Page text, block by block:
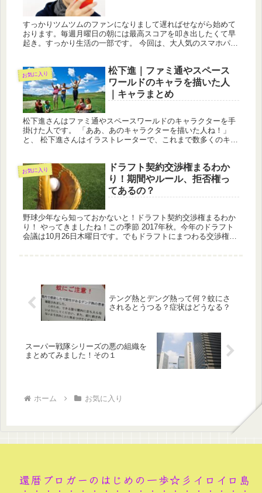
すっかりツムツムのファンになりまして遅ればせながら始めて
おります。毎週月曜日の朝には最高スコアを叩き出したくて早
起き。すっかり生活の一部です。 今回は、大人気のスマホパズ
お気に入り
松下進｜ファミ通やスペース
ワールドのキャラを描いた人
｜キャラまとめ
松下進さんはファミ通やスペースワールドのキャラクターを手
掛けた人です。 「ああ、あのキャラクターを描いた人ね！」
と、 松下進さんはイラストレーターで、これまで数多くのキャ
お気に入り
ドラフト契約交渉権まるわか
り！期間やルール、拒否権っ
てあるの？
野球少年なら知っておかないと！ドラフト契約交渉権まるわか
り！ やってきましたね！この季節 2017年秋。今年のドラフト
会議は10月26日木曜日です。でもドラフトにまつわる交渉権っ
テング熱とデング熱って何？蚊にさ
されるとうつる？症状はどうなる？
スーパー戦隊シリーズの悪の組織を
まとめてみました！その１
ホーム お気に入り
還暦ブロガーのはじめの一歩☆彡イロイロ島